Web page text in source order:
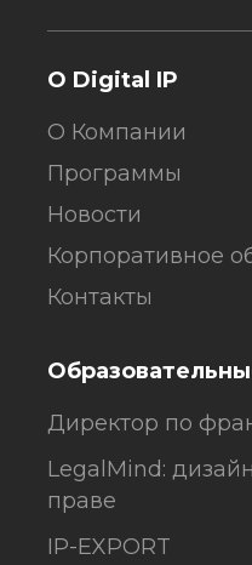
О Digital IP
О Компании
Программы
Новости
Корпоративное
Контакты
Директор по
LegalMind:
праве
IP-EXPORT